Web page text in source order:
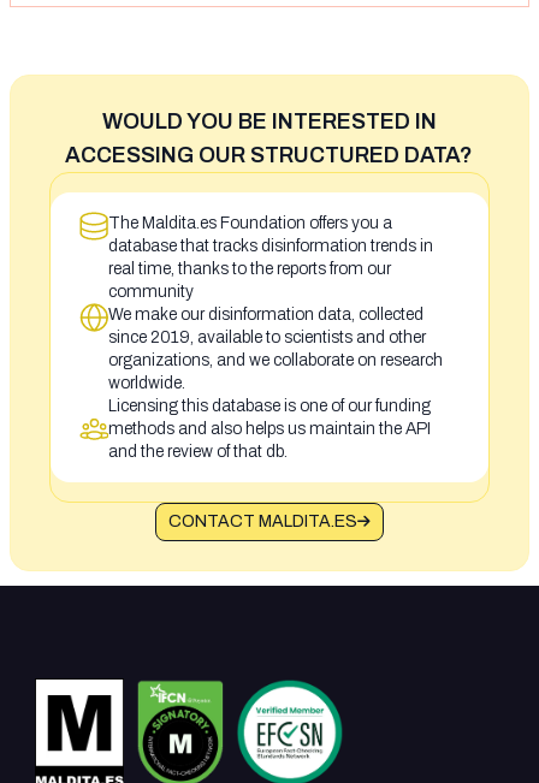
WOULD YOU BE INTERESTED IN
ACCESSING OUR STRUCTURED DATA?
The Maldita.es Foundation offers you a
database that tracks disinformation trends in
real time, thanks to the reports from our
community
We make our disinformation data, collected
since 2019, available to scientists and other
organizations, and we collaborate on research
worldwide.
Licensing this database is one of our funding
methods and also helps us maintain the API
and the review of that db.
CONTACT MALDITA.ES